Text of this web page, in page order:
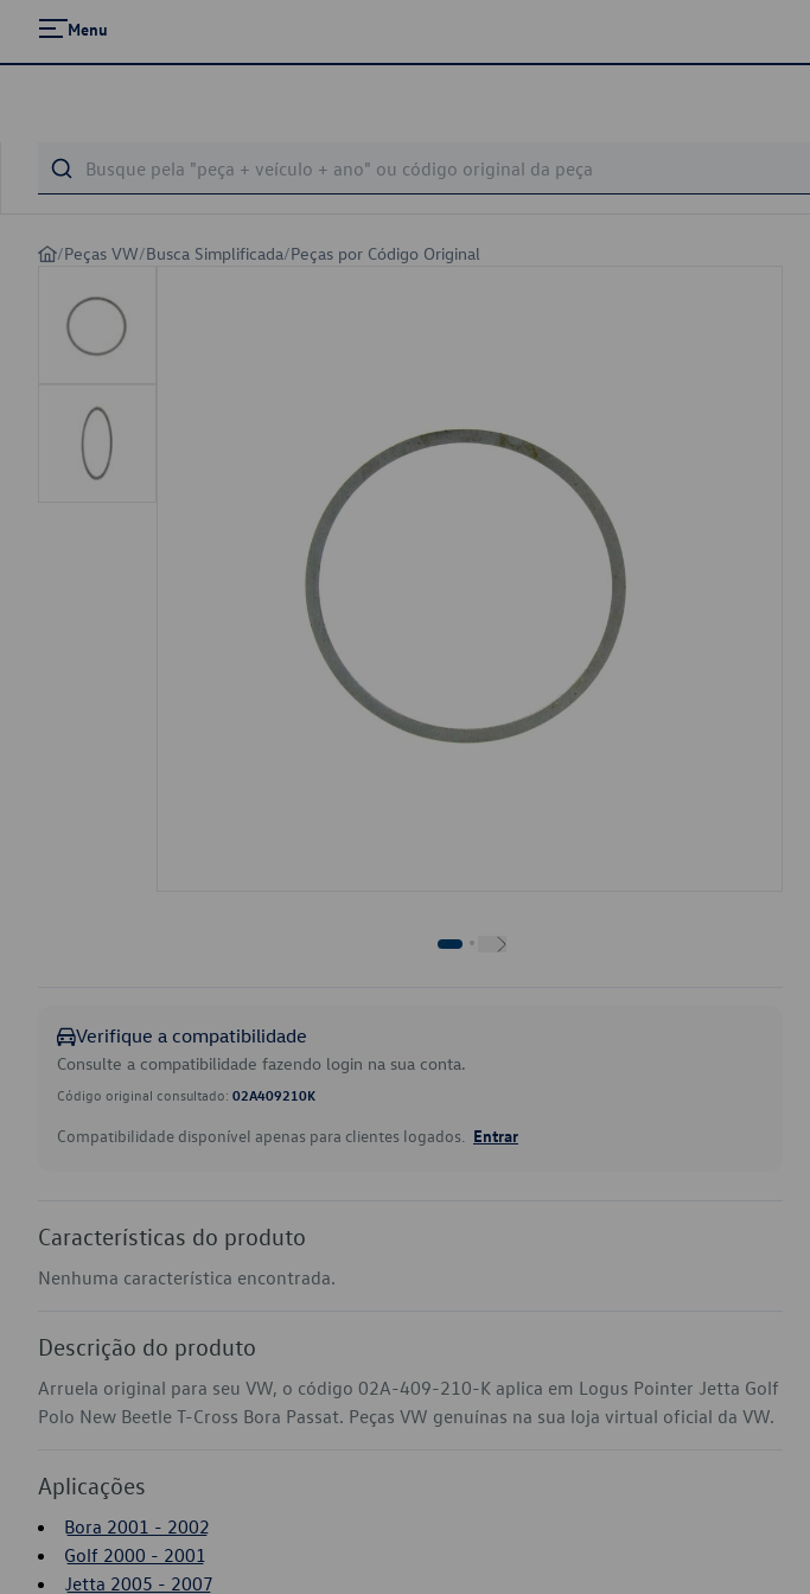
Menu
/Peças VW/Busca Simplificada/Peças por Código Original
Verifique a compatibilidade
Consulte a compatibilidade fazendo login na sua conta.
Código original consultado: 02A409210K
Compatibilidade disponível apenas para clientes logados. Entrar
Características do produto
Nenhuma característica encontrada.
Descrição do produto
Arruela original para seu VW, o código 02A-409-210-K aplica em Logus Pointer Jetta Golf
Polo New Beetle T-Cross Bora Passat. Peças VW genuínas na sua loja virtual oficial da VW.
Aplicações
Bora 2001 - 2002
Golf 2000 - 2001
Jetta 2005 - 2007